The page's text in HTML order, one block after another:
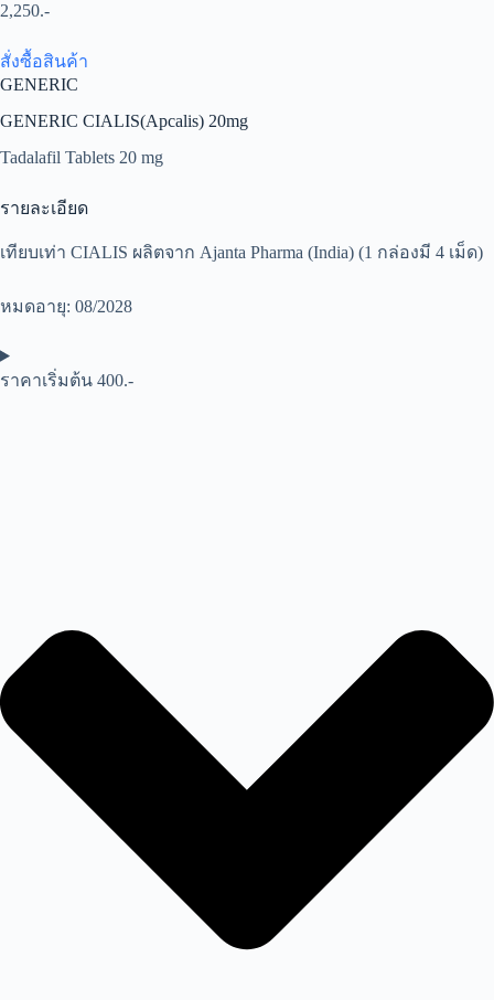
2,250.-
สั่งซื้อสินค้า
GENERIC
GENERIC CIALIS(Apcalis) 20mg
Tadalafil Tablets 20 mg
รายละเอียด
เทียบเท่า CIALIS ผลิตจาก Ajanta Pharma (India) (1 กล่องมี 4 เม็ด)
หมดอายุ: 08/2028
ราคาเริ่มต้น 400.-